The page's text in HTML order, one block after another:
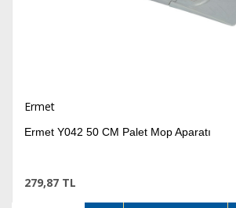
Ermet
Ermet Y042 50 CM Palet Mop Aparatı
279,87 TL